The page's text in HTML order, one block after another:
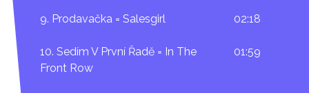
9. Prodavačka = Salesgirl 02:18
10. Sedím V První Řadě = In The
Front Row
01:59